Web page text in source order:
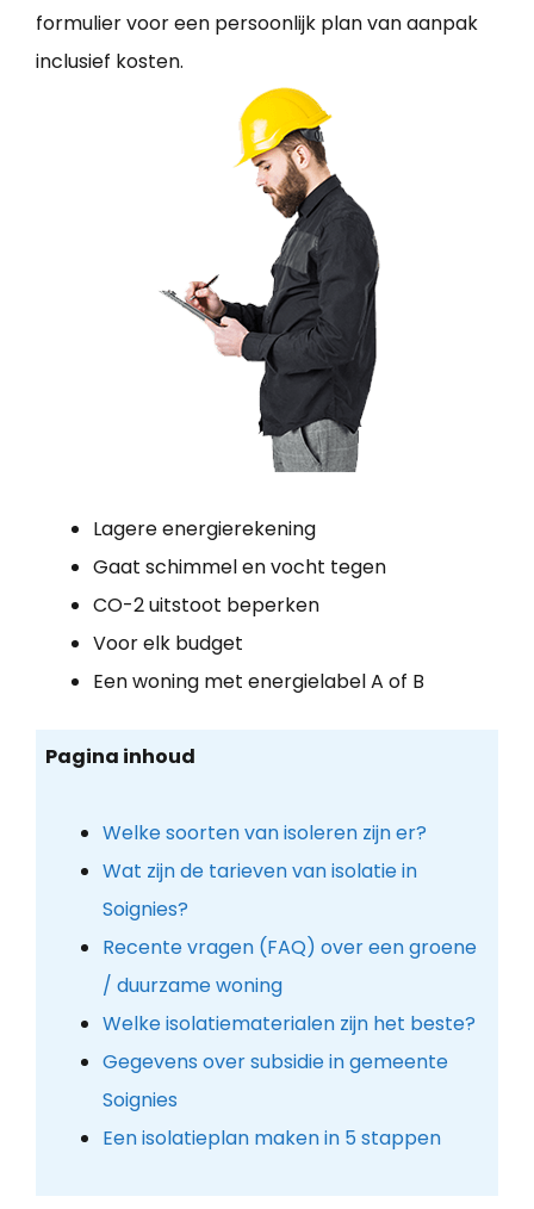
formulier voor een persoonlijk plan van aanpak
inclusief kosten.
Lagere energierekening
Gaat schimmel en vocht tegen
CO-2 uitstoot beperken
Voor elk budget
Een woning met energielabel A of B
Pagina inhoud
Welke soorten van isoleren zijn er?
Wat zijn de tarieven van isolatie in
Soignies?
Recente vragen (FAQ) over een groene
/ duurzame woning
Welke isolatiematerialen zijn het beste?
Gegevens over subsidie in gemeente
Soignies
Een isolatieplan maken in 5 stappen